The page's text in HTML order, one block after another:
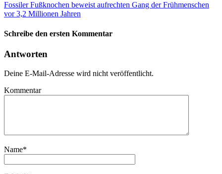
Fossiler Fußknochen beweist aufrechten Gang der Frühmenschen
vor 3,2 Millionen Jahren
Schreibe den ersten Kommentar
Antworten
Deine E-Mail-Adresse wird nicht veröffentlicht.
Kommentar
Name*